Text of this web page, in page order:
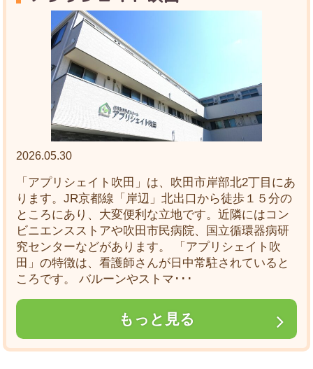
2026.05.30
「アプリシェイト吹田」は、吹田市岸部北2丁目にあ
ります。JR京都線「岸辺」北出口から徒歩１５分の
ところにあり、大変便利な立地です。近隣にはコン
ビニエンスストアや吹田市民病院、国立循環器病研
究センターなどがあります。 「アプリシェイト吹
田」の特徴は、看護師さんが日中常駐されていると
ころです。 バルーンやストマ･･･
もっと見る